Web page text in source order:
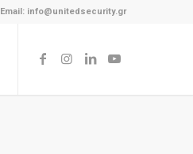
Email: info@unitedsecurity.gr